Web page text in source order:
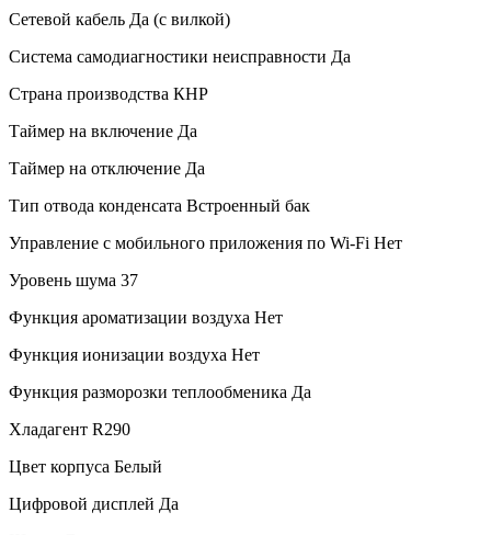
Сетевой кабель Да (с вилкой)
Система самодиагностики неисправности Да
Страна производства КНР
Таймер на включение Да
Таймер на отключение Да
Тип отвода конденсата Встроенный бак
Управление c мобильного приложения по Wi-Fi Нет
Уровень шума 37
Функция ароматизации воздуха Нет
Функция ионизации воздуха Нет
Функция разморозки теплообменика Да
Хладагент R290
Цвет корпуса Белый
Цифровой дисплей Да